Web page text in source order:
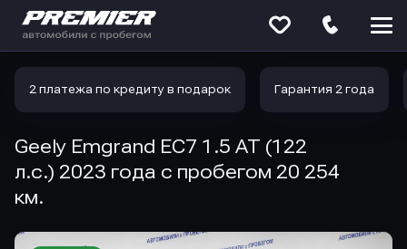
2 платежа по кредиту в подарок Гарантия 2 года
Geely Emgrand EC7 1.5 AT (122
л.с.) 2023 года с пробегом 20 254
км.